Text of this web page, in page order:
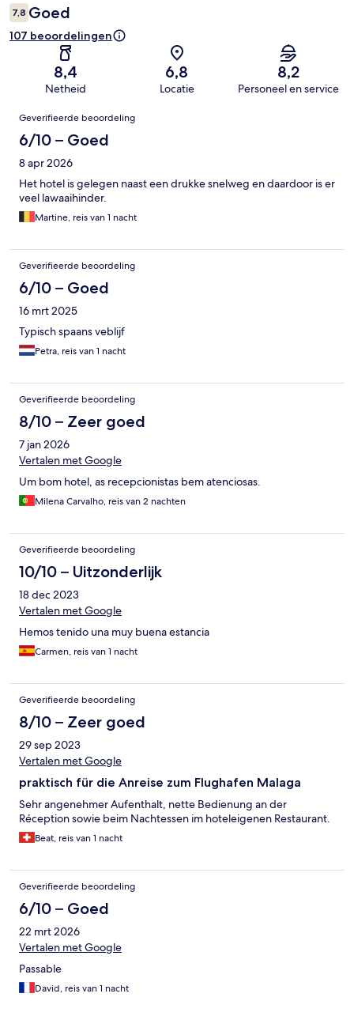
7,8 Goed
107 beoordelingen
8,4
Netheid
6,8
Locatie
8,2
Personeel en service
Beoordelingen
Geverifieerde beoordeling
6/10 – Goed
8 apr 2026
Het hotel is gelegen naast een drukke snelweg en daardoor is er
veel lawaaihinder.
Martine, reis van 1 nacht
Geverifieerde beoordeling
6/10 – Goed
16 mrt 2025
Typisch spaans veblijf
Petra, reis van 1 nacht
Geverifieerde beoordeling
8/10 – Zeer goed
7 jan 2026
Vertalen met Google
Um bom hotel, as recepcionistas bem atenciosas.
Milena Carvalho, reis van 2 nachten
Geverifieerde beoordeling
10/10 – Uitzonderlijk
18 dec 2023
Vertalen met Google
Hemos tenido una muy buena estancia
Carmen, reis van 1 nacht
Geverifieerde beoordeling
8/10 – Zeer goed
29 sep 2023
Vertalen met Google
praktisch für die Anreise zum Flughafen Malaga
Sehr angenehmer Aufenthalt, nette Bedienung an der
Réception sowie beim Nachtessen im hoteleigenen Restaurant.
Beat, reis van 1 nacht
Geverifieerde beoordeling
6/10 – Goed
22 mrt 2026
Vertalen met Google
Passable
David, reis van 1 nacht